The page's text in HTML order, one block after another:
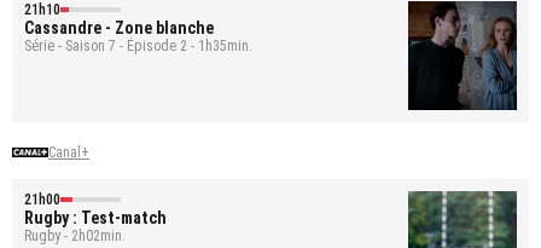
21h10
Cassandre - Zone blanche
Série - Saison 7 - Épisode 2 - 1h35min.
Canal+
21h00
Rugby : Test-match
Rugby - 2h02min.